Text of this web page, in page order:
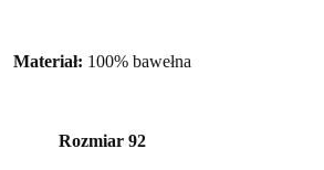
Materiał: 100% bawełna
Rozmiar 92